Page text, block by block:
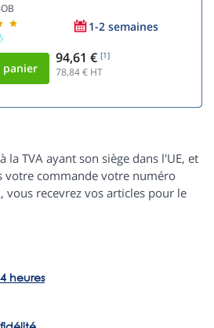
1-2 semaines
94,61 € [1]
78,84€ HT
la TVA ayant son siège dans l'UE, et
votre commande votre numéro
vous recevrez vos articles pour le
heures